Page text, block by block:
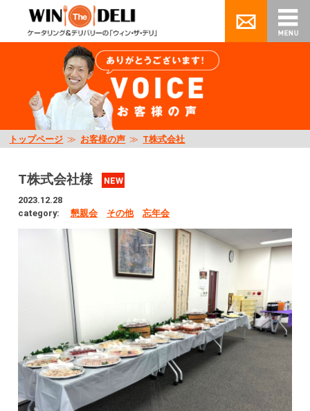
トップページ ≫ お客様の声 ≫ T株式会社
T株式会社様
NEW
2023.12.28
category:
懇親会 その他 忘年会